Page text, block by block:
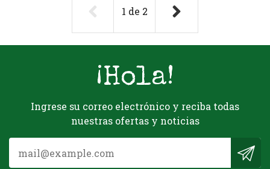
1 de 2
¡Hola!
Ingrese su correo electrónico y reciba todas
nuestras ofertas y noticias